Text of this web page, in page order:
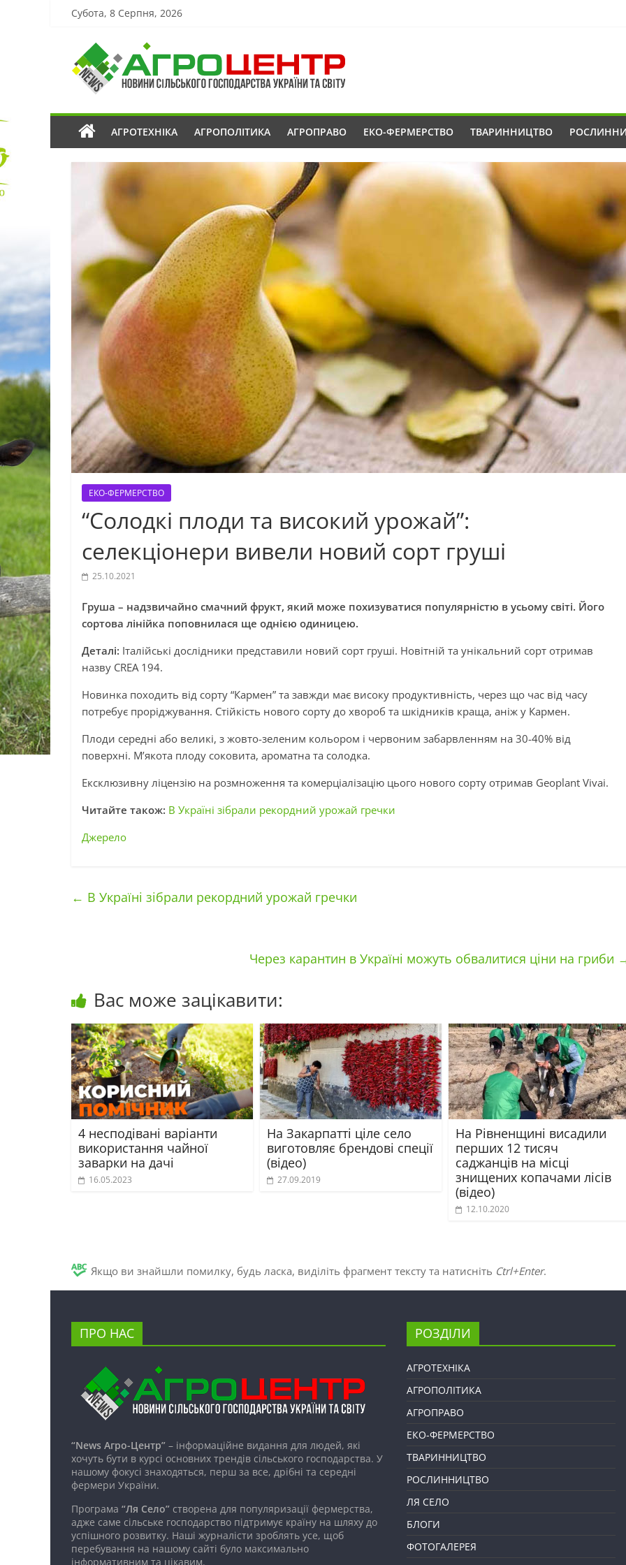
Субота, 8 Серпня, 2026
АГРОТЕХНІКА АГРОПОЛІТИКА АГРОПРАВО ЕКО-ФЕРМЕРСТВО ТВАРИННИЦТВО
ЕКО-ФЕРМЕРСТВО
“Солодкі плоди та високий урожай”:
селекціонери вивели новий сорт груші
25.10.2021
Груша – надзвичайно смачний фрукт, який може похизуватися популярністю в усьому світі. Його
сортова лінійка поповнилася ще однією одиницею.
Деталі: Італійські дослідники представили новий сорт груші. Новітній та унікальний сорт отримав
назву CREA 194.
Новинка походить від сорту “Кармен” та завжди має високу продуктивність, через що час від часу
потребує проріджування. Стійкість нового сорту до хвороб та шкідників краща, аніж у Кармен.
Плоди середні або великі, з жовто-зеленим кольором і червоним забарвленням на 30-40% від
поверхні. М’якота плоду соковита, ароматна та солодка.
Ексклюзивну ліцензію на розмноження та комерціалізацію цього нового сорту отримав Geoplant Vivai.
Читайте також: В Україні зібрали рекордний урожай гречки
Джерело
← В Україні зібрали рекордний урожай гречки
Через карантин в Україні можуть обвалитися ціни на гриби
Вас може зацікавити:
4 несподівані варіанти
використання чайної
заварки на дачі
16.05.2023
На Закарпатті ціле село
виготовляє брендові спеції
(відео)
27.09.2019
На Рівненщині висадили
перших 12 тисяч
саджанців на місці
знищених копачами лісів
(відео)
12.10.2020
Якщо ви знайшли помилку, будь ласка, виділіть фрагмент тексту та натисніть Ctrl+Enter.
ПРО НАС
“News Агро-Центр” – інформаційне видання для людей, які
хочуть бути в курсі основних трендів сільського господарства. У
нашому фокусі знаходяться, перш за все, дрібні та середні
фермери України.
Програма “Ля Село” створена для популяризації фермерства,
адже саме сільське господарство підтримує країну на шляху до
успішного розвитку. Наші журналісти зроблять усе, щоб
перебування на нашому сайті було максимально
інформативним та цікавим.
РОЗДІЛИ
АГРОТЕХНІКА
АГРОПОЛІТИКА
АГРОПРАВО
ЕКО-ФЕРМЕРСТВО
ТВАРИННИЦТВО
РОСЛИННИЦТВО
ЛЯ СЕЛО
БЛОГИ
ФОТОГАЛЕРЕЯ